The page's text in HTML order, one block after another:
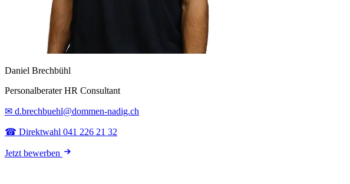
Daniel Brechbühl
Personalberater HR Consultant
✉ d.brechbuehl@dommen-nadig.ch
☎ Direktwahl 041 226 21 32
Jetzt bewerben